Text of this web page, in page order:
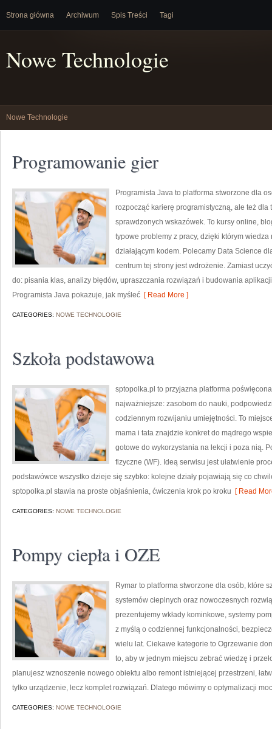
Strona główna Archiwum Spis Treści Tagi
Nowe Technologie
Nowe Technologie
Programowanie gier
Programista Java to platforma stworzone dla
rozpocząć karierę programistyczną, ale też
sprawdzonych wskazówek. To kursy online,
typowe problemy z pracy, dzięki którym
działającym kodem. Polecamy Data Science
centrum tej strony jest wdrożenie. Zamiast
do: pisania klas, analizy błędów, upraszczania rozwiązań i budowania
Programista Java pokazuje, jak myśleć [ Read More ]
CATEGORIES: NOWE TECHNOLOGIE
Szkoła podstawowa
sptopolka.pl to przyjazna platforma
najważniejsze: zasobom do nauki,
codziennym rozwijaniu umiejętności. To
mama i tata znajdzie konkret do mądrego
gotowe do wykorzystania na lekcji i poza nią.
fizyczne (WF). Ideą serwisu jest ułatwienie
podstawówce wszystko dzieje się szybko: kolejne działy pojawiają się co
sptopolka.pl stawia na proste objaśnienia, ćwiczenia krok po kroku [ Read
CATEGORIES: NOWE TECHNOLOGIE
Pompy ciepła i OZE
Rymar to platforma stworzone dla osób, które
systemów cieplnych oraz nowoczesnych
prezentujemy wkłady kominkowe, systemy
z myślą o codziennej funkcjonalności,
wielu lat. Ciekawe kategorie to Ogrzewanie
to, aby w jednym miejscu zebrać wiedzę i
planujesz wznoszenie nowego obiektu albo remont istniejącej przestrzeni,
tylko urządzenie, lecz komplet rozwiązań. Dlatego mówimy o optymalizacji
CATEGORIES: NOWE TECHNOLOGIE